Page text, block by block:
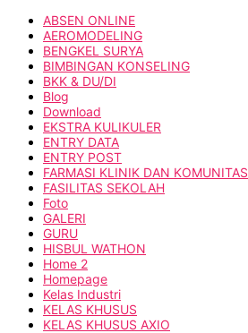
ABSEN ONLINE
AEROMODELING
BENGKEL SURYA
BIMBINGAN KONSELING
BKK & DU/DI
Blog
Download
EKSTRA KULIKULER
ENTRY DATA
ENTRY POST
FARMASI KLINIK DAN KOMUNITAS
FASILITAS SEKOLAH
Foto
GALERI
GURU
HISBUL WATHON
Home 2
Homepage
Kelas Industri
KELAS KHUSUS
KELAS KHUSUS AXIO